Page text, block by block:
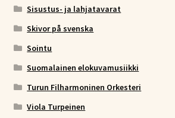
Sisustus- ja lahjatavarat
Skivor på svenska
Sointu
Suomalainen elokuvamusiikki
Turun Filharmoninen Orkesteri
Viola Turpeinen